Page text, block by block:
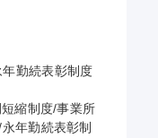
勤続表彰制度
縮制度/事業所
年勤続表彰制